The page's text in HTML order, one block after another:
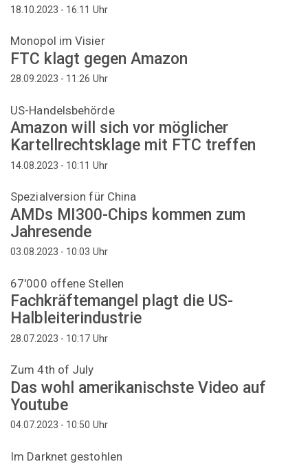
18.10.2023 - 16:11 Uhr
Monopol im Visier
FTC klagt gegen Amazon
28.09.2023 - 11:26 Uhr
US-Handelsbehörde
Amazon will sich vor möglicher
Kartellrechtsklage mit FTC treffen
14.08.2023 - 10:11 Uhr
Spezialversion für China
AMDs MI300-Chips kommen zum
Jahresende
03.08.2023 - 10:03 Uhr
67'000 offene Stellen
Fachkräftemangel plagt die US-
Halbleiterindustrie
28.07.2023 - 10:17 Uhr
Zum 4th of July
Das wohl amerikanischste Video auf
Youtube
04.07.2023 - 10:50 Uhr
Im Darknet gestohlen